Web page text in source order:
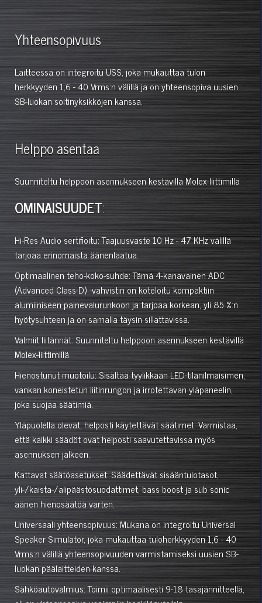
Yhteensopivuus
Laitteessa on integroitu USS, joka mukauttaa tulon
herkkyyden 1,6 - 40 Vrms:n välillä ja on yhteensopiva uusien
SB-luokan soitinyksikköjen kanssa.
Helppo asentaa
Suunniteltu helppoon asennukseen kestävillä Molex-liittimillä
OMINAISUUDET:
Hi-Res Audio sertifioitu: Taajuusvaste 10 Hz - 47 KHz välillä
tarjoaa erinomaista äänenlaatua.
Optimaalinen teho-koko-suhde: Tämä 4-kanavainen ADC
(Advanced Class-D) -vahvistin on koteloitu kompaktiin
alumiiniseen painevalurunkoon ja tarjoaa korkean, yli 85 %:n
hyötysuhteen ja on samalla täysin sillattavissa.
Valmiit liitännät: Suunniteltu helppoon asennukseen kestävillä
Molex-liittimillä
Hienostunut muotoilu: Sisältää tyylikkään LED-tilanilmaisimen,
vankan koneistetun liitinrungon ja irrotettavan yläpaneelin,
joka suojaa säätimiä.
Yläpuolella olevat, helposti käytettävät säätimet: Varmistaa,
että kaikki säädöt ovat helposti saavutettavissa myös
asennuksen jälkeen.
Kattavat säätöasetukset: Säädettävät sisääntulotasot,
yli-/kaista-/alipäästösuodattimet, bass boost ja sub sonic
äänen hienosäätöä varten.
Universaali yhteensopivuus: Mukana on integroitu Universal
Speaker Simulator, joka mukauttaa tuloherkkyyden 1,6 - 40
Vrms:n välillä yhteensopivuuden varmistamiseksi uusien SB-
luokan päälaitteiden kanssa.
Sähköautovalmius: Toimii optimaalisesti 9-18 tasajännitteellä,